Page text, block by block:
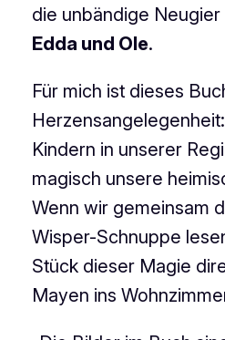
die unbändige Neugier
Edda und Ole.
Für mich ist dieses
Kindern in unserer
magisch unsere
Wenn wir gemeinsam
Wisper-Schnuppe
Stück dieser Magie
Mayen ins